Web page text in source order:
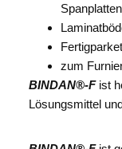
zum
BINDAN®-Fist
Lösungsmittel